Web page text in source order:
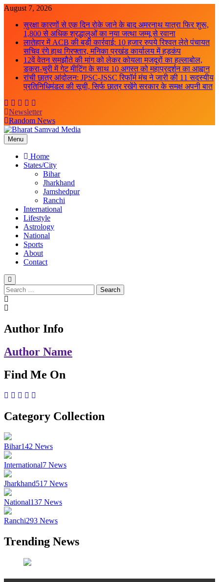
Skip
content
August 7, 2026
सुरक्षा कारणों से एक दिन रोके जाने के बाद अमरनाथ यात्रा फिर शुरू,
1,800 से अधिक श्रद्धालुओं का नया जत्था जम्मू से रवाना
लातेहार में ACB की बड़ी कार्रवाई: 10 हजार रुपये रिश्वत लेते पंचायत
सचिव रंगे हाथ गिरफ्तार, मनिका प्रखंड कार्यालय में हड़कंप
12वें वेतन समझौते की मांग को लेकर कोयला मजदूरों का हल्लाबोल,
डकरा-चुरी में गेट मीटिंग के साथ 10 अगस्त को महाप्रदर्शन का आह्वान
रांची छात्र आंदोलन: JPSC-JSSC रिफॉर्म मंच ने जारी की 11 सदस्यीय
प्रतिनिधिमंडल की सूची, सिर्फ छात्र रखेंगे सरकार के समक्ष अपनी बात
Newsletter
Random News
Bharat Samvad Media
Menu
Home
States/City
Bihar
Jharkhand
Jamshedpur
Ranchi
International
Lifestyle
Astrology
National
Sports
About
Contact
Search
for:
Author Info
Author Name
Find Me On
Category Collection
Bihar142 News
International7 News
Jharkhand517 News
National137 News
Ranchi293 News
Trending News